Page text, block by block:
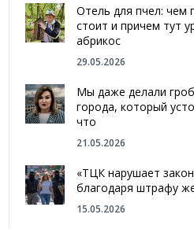
Отель для пчел: чем
стоит и причем тут
абрикос
29.05.2026
Мы даже делали
города, который
что
21.05.2026
«ТЦК нарушает
благодаря штрафу
15.05.2026